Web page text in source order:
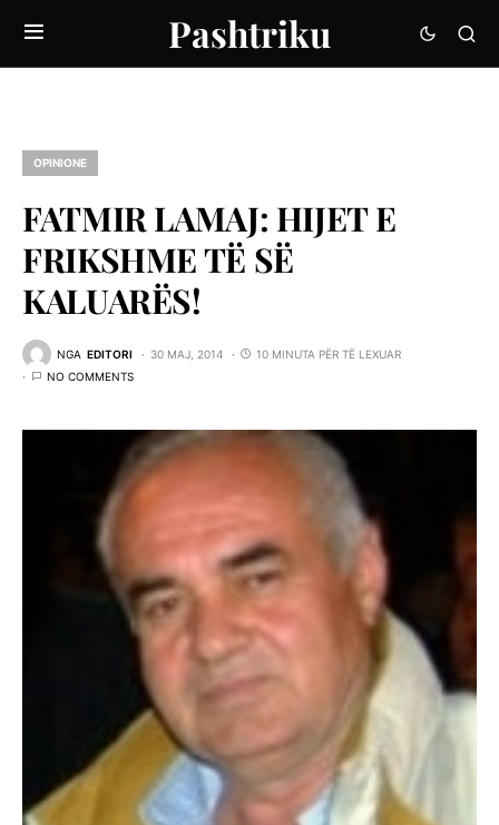
Pashtriku
OPINIONE
FATMIR LAMAJ: HIJET E
FRIKSHME TË SË
KALUARËS!
NGA EDITORI 30 MAJ, 2014
10 MINUTA PËR TË LEXUAR
NO COMMENTS